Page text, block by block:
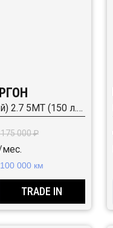
Base Икар (Хлебный) 2.7 5MT (150 л.с.) RWD
000 ₽
000 км
TRADE IN